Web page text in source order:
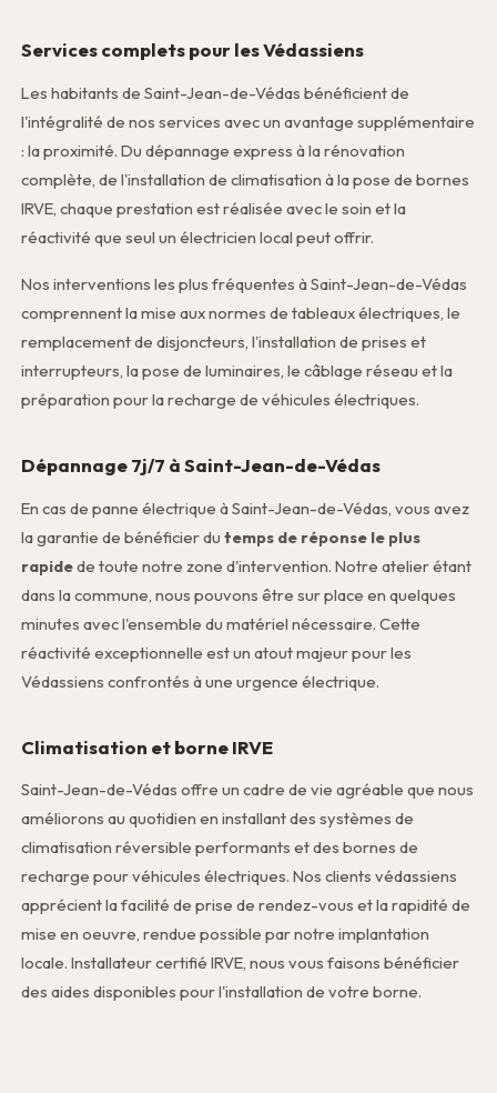
Services complets pour les Védassiens
Les habitants de Saint-Jean-de-Védas bénéficient de
l'intégralité de nos services avec un avantage supplémentaire
: la proximité. Du dépannage express à la rénovation
complète, de l'installation de climatisation à la pose de bornes
IRVE, chaque prestation est réalisée avec le soin et la
réactivité que seul un électricien local peut offrir.
Nos interventions les plus fréquentes à Saint-Jean-de-Védas
comprennent la mise aux normes de tableaux électriques, le
remplacement de disjoncteurs, l'installation de prises et
interrupteurs, la pose de luminaires, le câblage réseau et la
préparation pour la recharge de véhicules électriques.
Dépannage 7j/7 à Saint-Jean-de-Védas
En cas de panne électrique à Saint-Jean-de-Védas, vous avez
la garantie de bénéficier dutemps de réponse le plus
rapidede toute notre zone d'intervention. Notre atelier étant
dans la commune, nous pouvons être sur place en quelques
minutes avec l'ensemble du matériel nécessaire. Cette
réactivité exceptionnelle est un atout majeur pour les
Védassiens confrontés à une urgence électrique.
Climatisation et borne IRVE
Saint-Jean-de-Védas offre un cadre de vie agréable que nous
améliorons au quotidien en installant des systèmes de
climatisation réversible performants et des bornes de
recharge pour véhicules électriques. Nos clients védassiens
apprécient la facilité de prise de rendez-vous et la rapidité de
mise en oeuvre, rendue possible par notre implantation
locale. Installateur certifié IRVE, nous vous faisons bénéficier
des aides disponibles pour l'installation de votre borne.